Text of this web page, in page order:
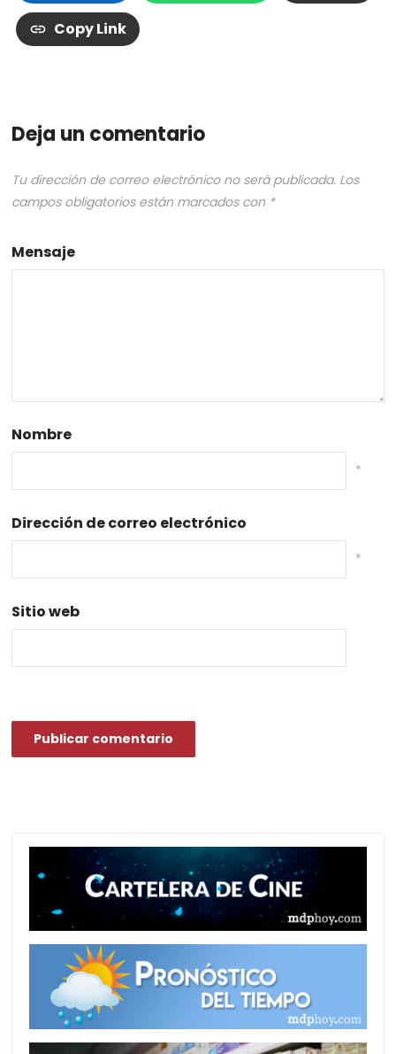
Copy Link
Deja un comentario
Tu dirección de correo electrónico no será publicada. Los
campos obligatorios están marcados con *
Mensaje
Nombre
*
Dirección de correo electrónico
*
Sitio web